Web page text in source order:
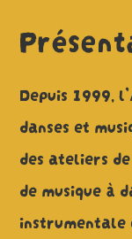
Depuis 1999,
danses et
des ateliers
de musique à
instrumentale